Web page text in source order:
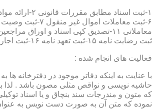
ثبت رضایت نامه ۱۵-ثبت تعهد نامه ۱۶-ثبت اجاره نامه ۱۷-ثبت معاملات سرقفلی ۱۸-ثبت وقف نامه و اسناد موقوفه ۱۹-ثبت اسناد ضمانت نامه ۲۰-صدور اجرائیه ۲۱-ثبت نکاح ۲۲-ثبت طلاق
فعالیت های انجام شده :
با عنایت به اینکه دفاتر موجود در دفترخانه
حاشیه نویسی و نواقص مثلی مصون باشد . لذا بر
که متون و مندرجات سند بنچاق و یا اسناد
نموده که متن آن به صورت دست نویس به